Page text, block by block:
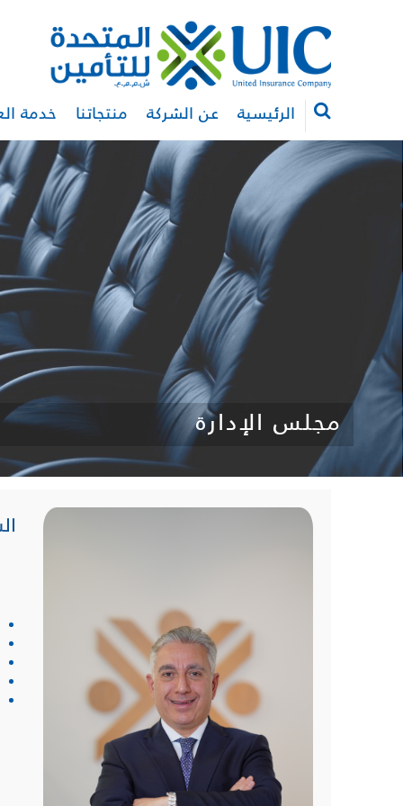
الرئيسية عن الشركة منتجاتنا خدمة
مجلس الإدارة